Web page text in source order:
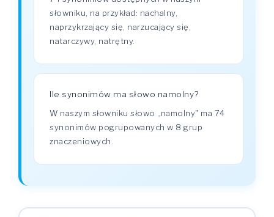
słowniku, na przykład: nachalny,
naprzykrzający się, narzucający się,
natarczywy, natrętny.
Ile synonimów ma słowo namolny?
W naszym słowniku słowo „namolny" ma 74
synonimów pogrupowanych w 8 grup
znaczeniowych.